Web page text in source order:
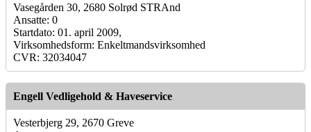
Vasegården 30, 2680 Solrød STRAnd
Ansatte: 0
Startdato: 01. april 2009,
Virksomhedsform: Enkeltmandsvirksomhed
CVR: 32034047
Engell Vedligehold & Haveservice
Vesterbjerg 29, 2670 Greve